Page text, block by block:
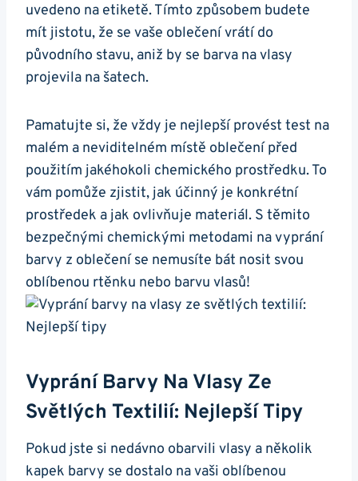
uvedeno na etiketě. Tímto způsobem budete
mít jistotu, že se vaše oblečení vrátí do
původního stavu, aniž by se barva na vlasy
projevila na šatech.
Pamatujte si, že vždy je nejlepší provést test na
malém a neviditelném místě oblečení před
použitím jakéhokoli chemického prostředku. To
vám pomůže zjistit, jak účinný je konkrétní
prostředek a jak ovlivňuje materiál. S těmito
bezpečnými chemickými metodami na vyprání
barvy z oblečení se nemusíte bát nosit svou
oblíbenou rtěnku nebo barvu vlasů!
Vyprání Barvy Na Vlasy Ze
Světlých Textilií: Nejlepší Tipy
Pokud jste si nedávno obarvili vlasy a několik
kapek barvy se dostalo na vaši oblíbenou